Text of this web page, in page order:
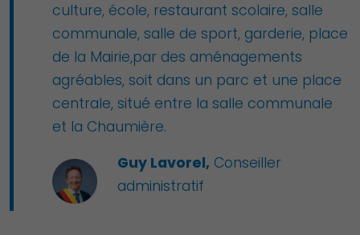
culture, école, restaurant scolaire, salle
communale, salle de sport, garderie, place
de la Mairie,par des aménagements
agréables, soit dans un parc et une place
centrale, situé entre la salle communale
et la Chaumière.
Guy Lavorel, Conseiller
administratif